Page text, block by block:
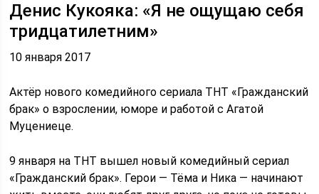
Денис Кукояка: «Я не ощущаю себя
тридцатилетним»
10 января 2017
Актёр нового комедийного сериала ТНТ «Гражданский
брак» о взрослении, юморе и работой с Агатой
Муцениеце.
9 января на ТНТ вышел новый комедийный сериал
«Гражданский брак». Герои — Тёма и Ника — начинают